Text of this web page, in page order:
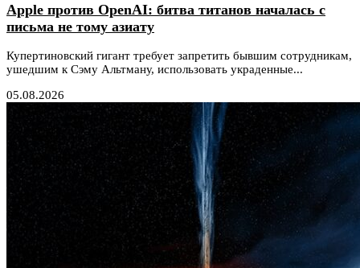
Apple против OpenAI: битва титанов началась с
письма не тому азиату
Купертиновский гигант требует запретить бывшим сотрудникам,
ушедшим к Сэму Альтману, использовать украденные...
05.08.2026